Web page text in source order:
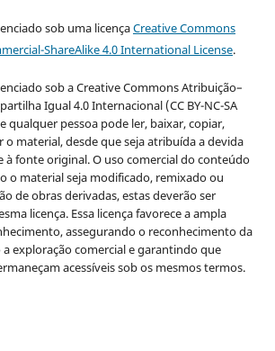
sob uma licençaCreative Commons
ShareAlike 4.0 International License.
sob a Creative Commons Atribuição–
Igual 4.0 Internacional (CC BY-NC-SA
qualquer pessoa pode ler, baixar, copiar,
material, desde que seja atribuída a devida
à fonte original. O uso comercial do conteúdo
o material seja modificado, remixado ou
de obras derivadas, estas deverão ser
licença. Essa licença favorece a ampla
assegurando o reconhecimento da
exploração comercial e garantindo que
acessíveis sob os mesmos termos.